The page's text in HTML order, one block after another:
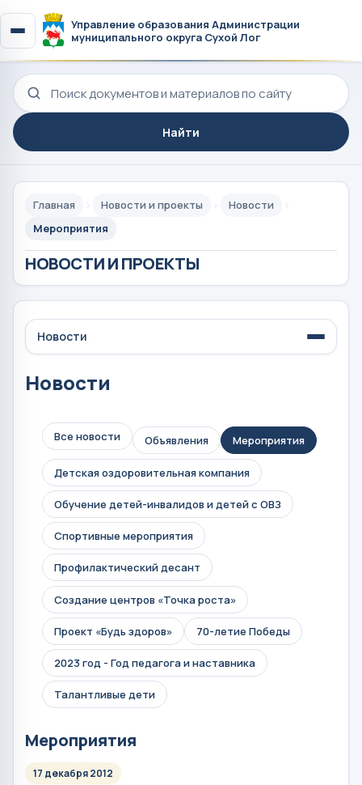
Управление образования Администрации
муниципального округа Сухой Лог
Поиск по сайту
Найти
Главная Новости и проекты
Новости
Мероприятия
НОВОСТИ И ПРОЕКТЫ
Новости
Новости
Все новости Объявления Мероприятия
Детская оздоровительная компания
Обучение детей-инвалидов и детей с ОВЗ
Спортивные мероприятия
Профилактический десант
Создание центров «Точка роста»
Проект «Будь здоров» 70-летие Победы
2023 год - Год педагога и наставника
Талантливые дети
Мероприятия
17 декабря 2012